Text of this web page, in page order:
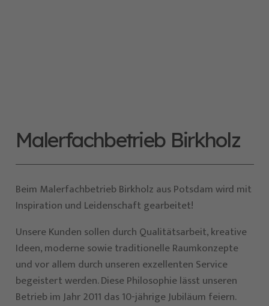
Malerfachbetrieb Birkholz
Beim Malerfachbetrieb Birkholz aus Potsdam wird mit
Inspiration und Leidenschaft gearbeitet!
Unsere Kunden sollen durch Qualitätsarbeit, kreative
Ideen, moderne sowie traditionelle Raumkonzepte
und vor allem durch unseren exzellenten Service
begeistert werden. Diese Philosophie lässt unseren
Betrieb im Jahr 2011 das 10-jährige Jubiläum feiern.